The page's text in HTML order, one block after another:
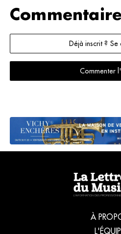
Déjà inscrit ? Se
Commenter
À